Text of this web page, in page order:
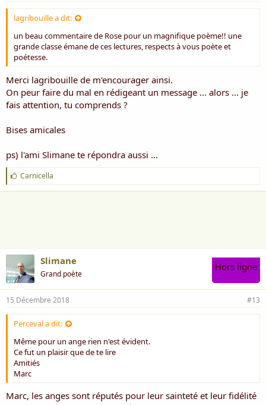
lagribouille a dit:
un beau commentaire de Rose pour un magnifique poème!! une
grande classe émane de ces lectures, respects à vous poète et
poétesse.
Merci lagribouille de m'encourager ainsi.
On peur faire du mal en rédigeant un message ... alors ... je
fais attention, tu comprends ?
Bises amicales
ps) l'ami Slimane te répondra aussi ...
J
'
a
Carnicella
Slimane
Grand poète
Hors ligne
15 Décembre 2018 #13
Perceval a dit:
Même pour un ange rien n'est évident.
Ce fut un plaisir que de te lire
Amitiés
Marc
Marc, les anges sont réputés pour leur sainteté et leur fidélité